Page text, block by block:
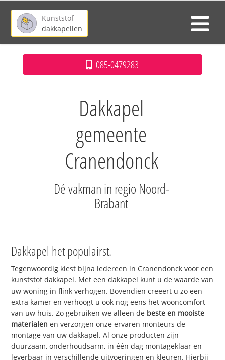
Kunststof
dakkapellen
085-0479283
Dakkapel
gemeente
Cranendonck
Dé vakman in regio Noord-
Brabant
Dakkapel het populairst.
Tegenwoordig kiest bijna iedereen in Cranendonck voor een
kunststof dakkapel. Met een dakkapel kunt u de waarde van
uw woning in flink verhogen. Bovendien creëert u zo een
extra kamer en verhoogt u ook nog eens het wooncomfort
van uw huis. Zo gebruiken we alleen de beste en mooiste
materialen en verzorgen onze ervaren monteurs de
montage van uw dakkapel. Al onze producten zijn
duurzaam, onderhoudsarm, in één dag montageklaar en
leverbaar in verschillende uitvoeringen en kleuren. Hierbij